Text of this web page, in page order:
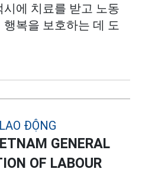
에 치료를 받고 노동
복을 보호하는 데 도
GENERAL
OF LABOUR